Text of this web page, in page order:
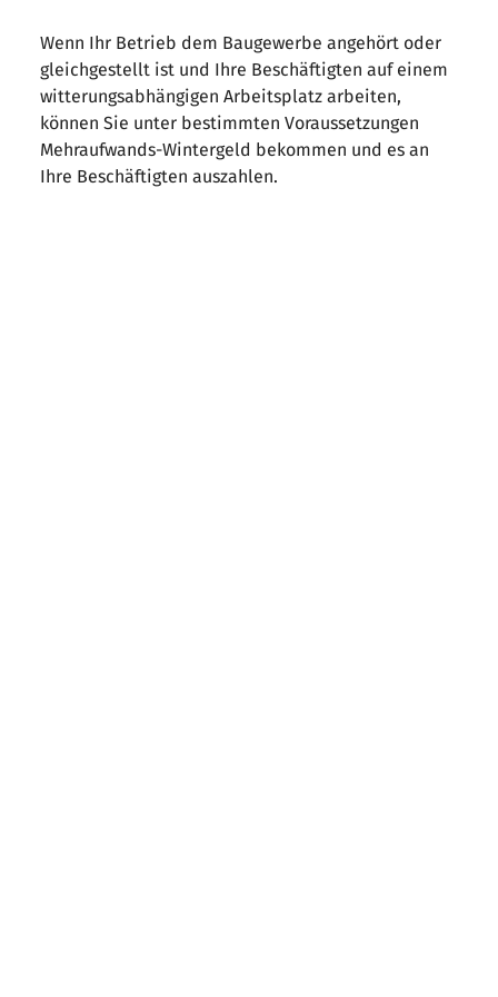
Wenn Ihr Betrieb dem Baugewerbe angehört oder
gleichgestellt ist und Ihre Beschäftigten auf einem
witterungsabhängigen Arbeitsplatz arbeiten,
können Sie unter bestimmten Voraussetzungen
Mehraufwands-Wintergeld bekommen und es an
Ihre Beschäftigten auszahlen.